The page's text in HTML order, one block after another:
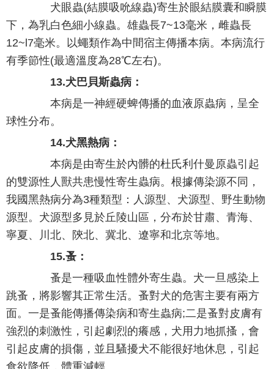
犬眼蟲(結膜吸吮線蟲)寄生於眼結膜囊和瞬膜
下，為乳白色細小線蟲。雄蟲長7~13毫米，雌蟲長
12~l7毫米。以蠅類作為中間宿主傳播本病。本病流行
有季節性(最適溫度為28℃左右)。
13.犬巴貝斯蟲病：
本病是一神經硬蜱傳播的血液原蟲病，呈全
球性分布。
14.犬黑熱病：
本病是由寄生於內髒的杜氏利什曼原蟲引起
的雙源性人獸共患慢性寄生蟲病。根據傳染源不同，
我國黑熱病分為3種類型：人源型、犬源型、野生動物
源型。犬源型多見於丘陵山區，分布於甘肅、青海、
寧夏、川北、陝北、冀北、遼寧和北京等地。
15.蚤：
蚤是一種吸血性體外寄生蟲。犬一旦感染上
跳蚤，將影響其正常生活。蚤對犬的危害主要有兩方
面。一是蚤能傳播傳染病和寄生蟲病;二是蚤對皮膚有
強烈的刺激性，引起劇烈的癢感，犬用力地抓搔，會
引起皮膚的損傷，並且騷擾犬不能很好地休息，引起
食欲降低，體重減輕。